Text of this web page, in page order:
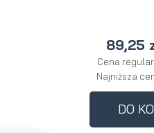
89,25
Cena
Najniższa
DO